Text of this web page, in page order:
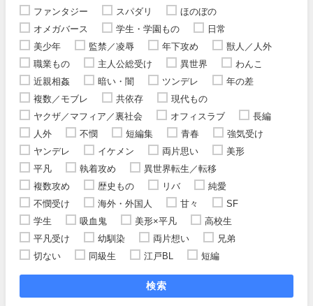
ファンタジー
スパダリ
ほのぼの
オメガバース
学生・学園もの
日常
美少年
監禁／凌辱 年下攻め
獣人／人外
職業もの
主人公総受け 異世界
わんこ
近親相姦
暗い・闇 ツンデレ
年の差
複数／モブレ
共依存
現代もの
ヤクザ／マフィア／裏社会
オフィスラブ
長編
人外
不憫 短編集 青春
強気受け
ヤンデレ
イケメン 両片思い
美形
平凡
執着攻め
異世界転生／転移
複数攻め
歴史もの リバ
純愛
不憫受け
海外・外国人 甘々
SF
学生
吸血鬼 美形×平凡
高校生
平凡受け
幼馴染 両片想い
兄弟
切ない
同級生 江戸BL 短編
検索